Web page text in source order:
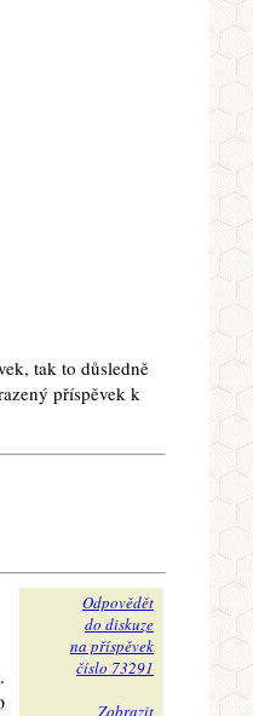
tak to důsledně
příspěvek k
Odpovědět
do diskuze
na příspěvek
číslo 73291
Zobrazit